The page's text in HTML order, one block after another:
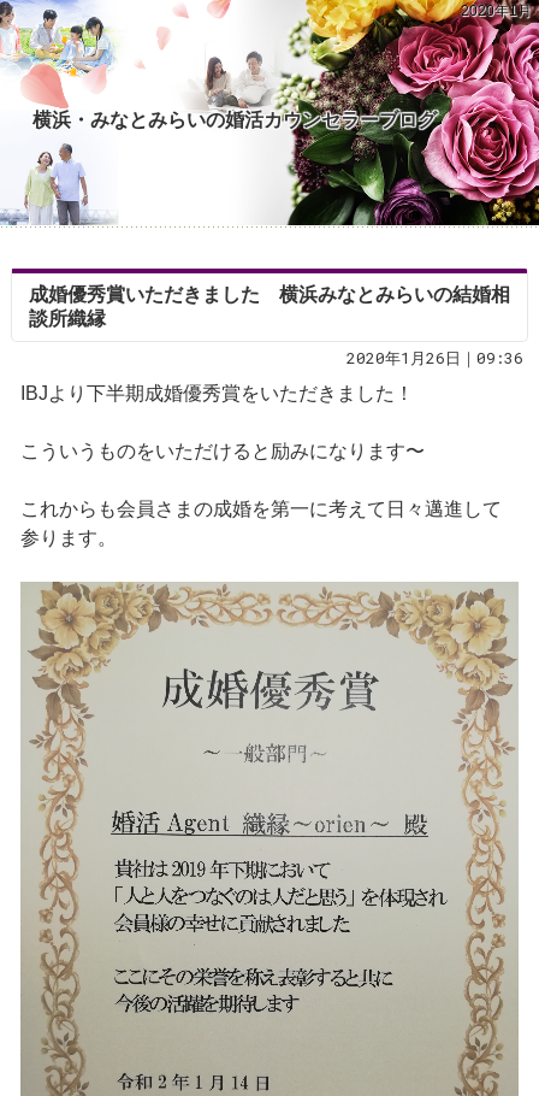
2020年1月
横浜・みなとみらいの婚活カウンセラーブログ
成婚優秀賞いただきました 横浜みなとみらいの結婚相
談所織縁
2020年1月26日｜09:36
IBJより下半期成婚優秀賞をいただきました！
こういうものをいただけると励みになります〜
これからも会員さまの成婚を第一に考えて日々邁進して
参ります。